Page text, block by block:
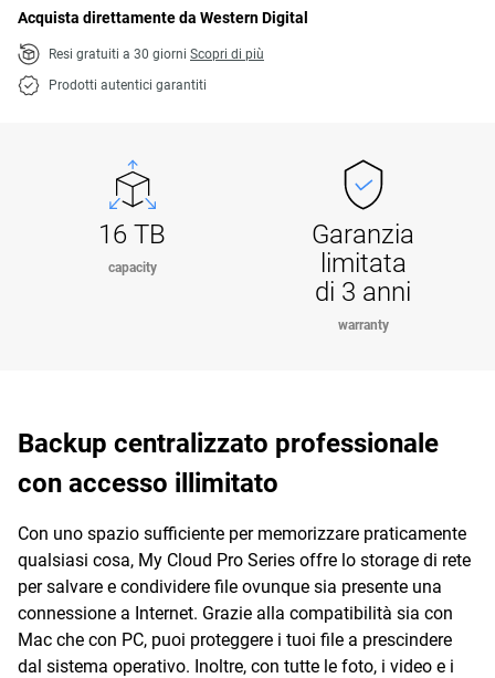
Acquista direttamente da Western Digital
Resi gratuiti a 30 giorni Scopri di più
Prodotti autentici garantiti
16 TB
capacity
Garanzia
limitata
di 3 anni
warranty
Backup centralizzato professionale
con accesso illimitato
Con uno spazio sufficiente per memorizzare praticamente
qualsiasi cosa, My Cloud Pro Series offre lo storage di rete
per salvare e condividere file ovunque sia presente una
connessione a Internet. Grazie alla compatibilità sia con
Mac che con PC, puoi proteggere i tuoi file a prescindere
dal sistema operativo. Inoltre, con tutte le foto, i video e i